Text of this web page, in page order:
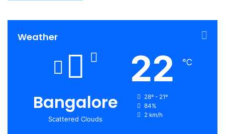
Weather
Bangalore
Scattered Clouds
22 ℃
28º - 21º
84%
2 km/h